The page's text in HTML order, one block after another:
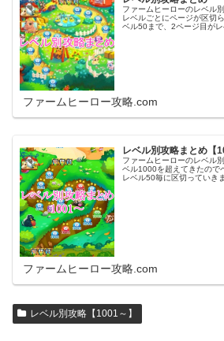
ファームヒーローのレベル
レベルごとにページが区切
ベル50まで、2ページ目が
ファームヒーロー攻略.com
レベル別攻略まとめ【
ファームヒーローのレベル
ベル1000を超えてきたので
レベル50毎に区切っていき
ファームヒーロー攻略.com
レベル別攻略【1001～】